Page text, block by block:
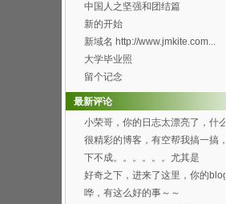
中国人之坚强和团结篇
新的开始
新域名 http://www.jmkite.com...
大学毕业照
留个记念
最新评论
小荣哥，你的日志太漂亮了，什么
时候有空帮我也搞一个...
很精彩的博客，有空帮我搞一搞，
可以吗？[smile...
下不成。。。。。。尤其是
Through the f...
好奇之下，进来了这里，你的blog
办得好好哦。 ...
哗，有这么好的事～～